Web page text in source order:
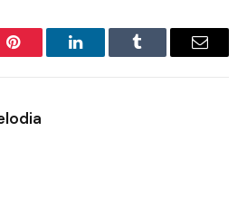
Pinterest LinkedInTumblr Email